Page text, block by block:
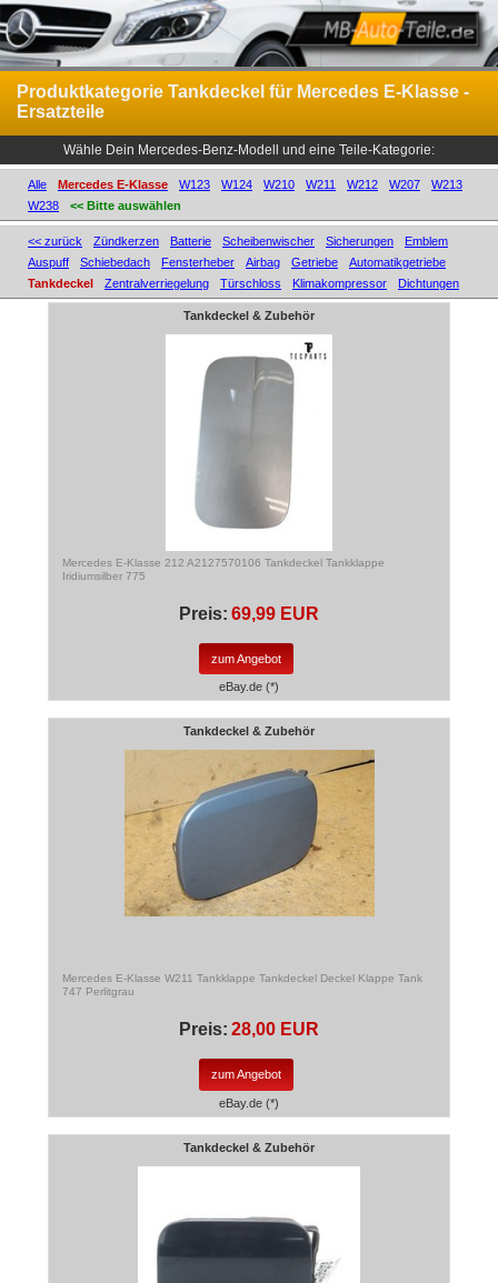
Produktkategorie Tankdeckel für Mercedes E-Klasse -
Ersatzteile
Wähle Dein Mercedes-Benz-Modell und eine Teile-Kategorie:
Alle Mercedes E-Klasse W123 W124 W210 W211 W212 W207
W213
W238
<< Bitte auswählen
<< zurück Zündkerzen Batterie Scheibenwischer Sicherungen
Emblem
Auspuff
Schiebedach Fensterheber Airbag Getriebe
Automatikgetriebe
Tankdeckel
Zentralverriegelung Türschloss Klimakompressor Dichtungen
Tankdeckel & Zubehör
Mercedes E-Klasse 212 A2127570106 Tankdeckel Tankklappe
Iridiumsilber 775
Preis: 69,99 EUR
zum Angebot
eBay.de (*)
Tankdeckel & Zubehör
Mercedes E-Klasse W211 Tankklappe Tankdeckel Deckel Klappe Tank
747 Perlitgrau
Preis: 28,00 EUR
zum Angebot
eBay.de (*)
Tankdeckel & Zubehör